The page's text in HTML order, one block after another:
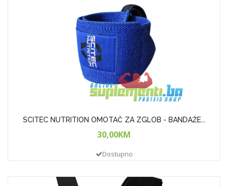
SCITEC NUTRITION OMOTAČ ZA ZGLOB - BANDAŽE...
30,00KM
Dostupno